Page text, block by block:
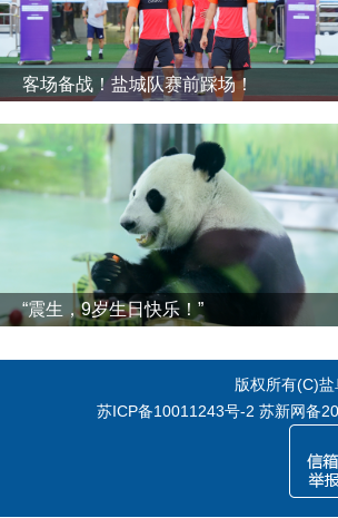
客场备战！盐城队赛前踩场！
“震生，9岁生日快乐！”
版权所有(C)
苏ICP备10011243号-2 苏新网备